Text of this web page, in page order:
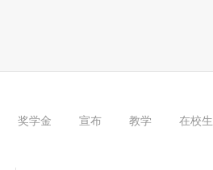
奖学金 宣布 教学 在校生